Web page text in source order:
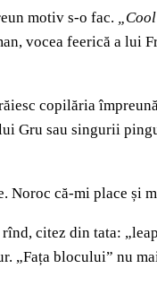
motiv s-o fac.
vocea feerică a lui
copilăria
Gru sau singurii
Noroc că-mi place și
citez din tata:
„Fața blocului” nu